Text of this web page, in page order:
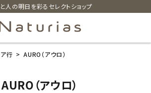
人の明日を彩るセレクトショップ
ア行 AURO（アウロ）
AURO（アウロ）